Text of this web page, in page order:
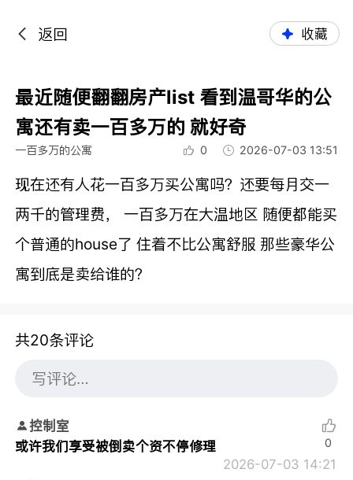
返回 收藏
最近随便翻翻房产list 看到温哥华的公
寓还有卖一百多万的 就好奇
一百多万的公寓 0 2026-07-03 13:51
现在还有人花一百多万买公寓吗？还要每月交一
两千的管理费， 一百多万在大温地区 随便都能买
个普通的house了 住着不比公寓舒服 那些豪华公
寓到底是卖给谁的？
共20条评论
控制室
或许我们享受被倒卖个资不停修理
2026-07-03 14:21
0